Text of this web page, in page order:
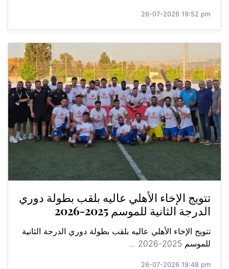
26-07-2026 19:52 pm
تتويج الإخاء الأهلي عاليه بلقب بطولة دوري
الدرجة الثانية للموسم 2025-2026
تتويج الإخاء الأهلي عاليه بلقب بطولة دوري الدرجة الثانية
للموسم 2025-2026 ...
26-07-2026 19:48 pm